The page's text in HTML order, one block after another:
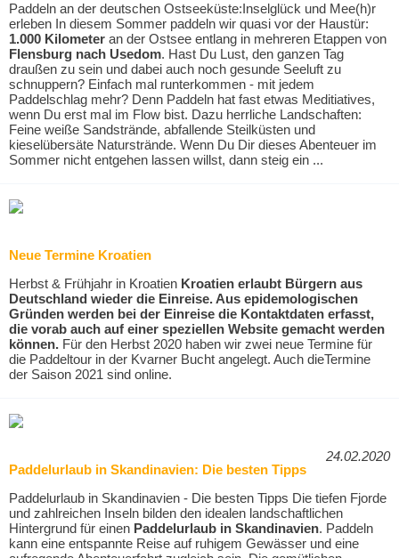
Paddeln an der deutschen Ostseeküste:Inselglück und Mee(h)r
erleben In diesem Sommer paddeln wir quasi vor der Haustür:
1.000 Kilometer an der Ostsee entlang in mehreren Etappen von
Flensburg nach Usedom. Hast Du Lust, den ganzen Tag
draußen zu sein und dabei auch noch gesunde Seeluft zu
schnuppern? Einfach mal runterkommen - mit jedem
Paddelschlag mehr? Denn Paddeln hat fast etwas Meditiatives,
wenn Du erst mal im Flow bist. Dazu herrliche Landschaften:
Feine weiße Sandstrände, abfallende Steilküsten und
kieselübersäte Naturstrände. Wenn Du Dir dieses Abenteuer im
Sommer nicht entgehen lassen willst, dann steig ein ...
Neue Termine Kroatien
Herbst & Frühjahr in Kroatien Kroatien erlaubt Bürgern aus
Deutschland wieder die Einreise. Aus epidemologischen
Gründen werden bei der Einreise die Kontaktdaten erfasst,
die vorab auch auf einer speziellen Website gemacht werden
können. Für den Herbst 2020 haben wir zwei neue Termine für
die Paddeltour in der Kvarner Bucht angelegt. Auch dieTermine
der Saison 2021 sind online.
24.02.2020
Paddelurlaub in Skandinavien: Die besten Tipps
Paddelurlaub in Skandinavien - Die besten Tipps Die tiefen Fjorde
und zahlreichen Inseln bilden den idealen landschaftlichen
Hintergrund für einen Paddelurlaub in Skandinavien. Paddeln
kann eine entspannte Reise auf ruhigem Gewässer und eine